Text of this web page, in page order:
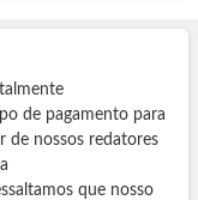
de pagamento para
de nossos redatores
que nosso